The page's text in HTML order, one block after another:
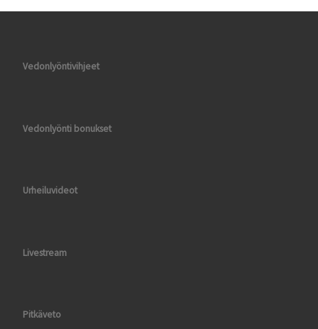
Vedonlyöntivihjeet
Vedonlyönti bonukset
Urheiluvideot
Livestream
Pitkäveto